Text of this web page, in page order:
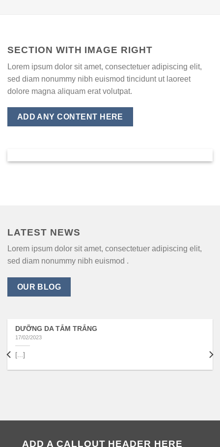
SECTION WITH IMAGE RIGHT
Lorem ipsum dolor sit amet, consectetuer adipiscing elit,
sed diam nonummy nibh euismod tincidunt ut laoreet
dolore magna aliquam erat volutpat.
ADD ANY CONTENT HERE
LATEST NEWS
Lorem ipsum dolor sit amet, consectetuer adipiscing elit,
sed diam nonummy nibh euismod .
OUR BLOG
DƯỠNG DA TẮM TRẮNG
17/02/2023
[...]
ADD A CALLOUT HEADER HERE